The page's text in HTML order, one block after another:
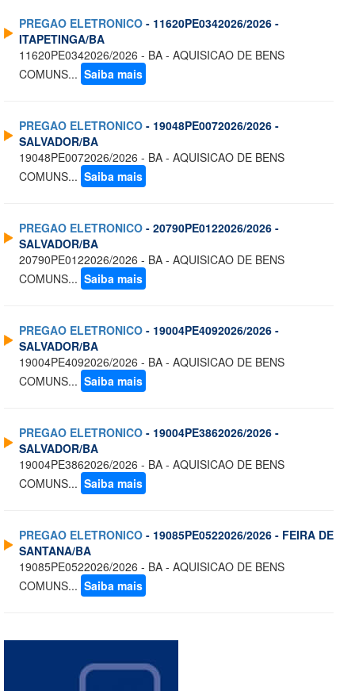
PREGAO ELETRONICO - 11620PE0342026/2026 -
ITAPETINGA/BA
11620PE0342026/2026 - BA - AQUISICAO DE BENS
COMUNS... Saiba mais
PREGAO ELETRONICO - 19048PE0072026/2026 -
SALVADOR/BA
19048PE0072026/2026 - BA - AQUISICAO DE BENS
COMUNS... Saiba mais
PREGAO ELETRONICO - 20790PE0122026/2026 -
SALVADOR/BA
20790PE0122026/2026 - BA - AQUISICAO DE BENS
COMUNS... Saiba mais
PREGAO ELETRONICO - 19004PE4092026/2026 -
SALVADOR/BA
19004PE4092026/2026 - BA - AQUISICAO DE BENS
COMUNS... Saiba mais
PREGAO ELETRONICO - 19004PE3862026/2026 -
SALVADOR/BA
19004PE3862026/2026 - BA - AQUISICAO DE BENS
COMUNS... Saiba mais
PREGAO ELETRONICO - 19085PE0522026/2026 - FEIRA DE
SANTANA/BA
19085PE0522026/2026 - BA - AQUISICAO DE BENS
COMUNS... Saiba mais